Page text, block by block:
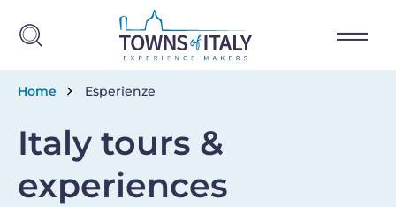
Briciole di pane
Home Esperienze
Italy tours &
experiences